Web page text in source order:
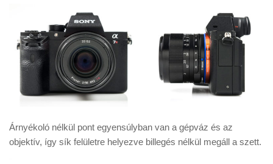
Árnyékoló nélkül pont egyensúlyban van a gépváz és az
objektív, így sík felületre helyezve billegés nélkül megáll a szett.